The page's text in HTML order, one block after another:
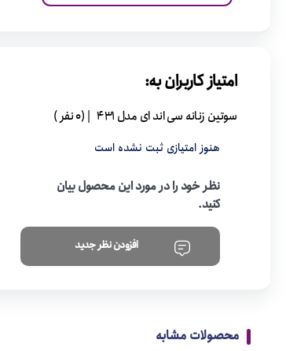
امتیاز کاربران به:
سوتین زنانه سی اند ای مدل 431 | (0 نفر )
هنوز امتیازی ثبت نشده است
نظر خود را در مورد این محصول بیان
کنید.
افزودن نظر جدید
محصولات مشابه